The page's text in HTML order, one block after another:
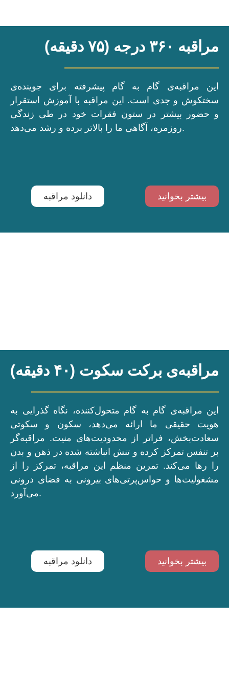
مراقبه ۳۶۰ درجه (۷۵ دقیقه)
این مراقبه‌ی گام به گام پیشرفته برای جوینده‌ی
سختکوش و جدی است. این مراقبه با آموزش استقرار
و حضور بیشتر در ستون فقرات خود در طی زندگی
روزمره، آگاهی ما را بالاتر برده و رشد می‌دهد.
دانلود مراقبه بیشتر بخوانید
مراقبه‌ی برکت سکوت (۴۰ دقیقه)
این مراقبه‌ی گام به گام متحول‌کننده‌، نگاه گذرایی به
هویت حقیقی ما ارائه می‌دهد، سکون و سکوتی
سعادت‌بخش، فراتر از محدودیت‌های منیت. مراقبه‌گر
بر تنفس تمرکز کرده و تنش انباشته شده در ذهن و بدن
را رها می‌کند. تمرین منظم این مراقبه، تمرکز را از
مشغولیت‌ها و حواس‌پرتی‌های بیرونی به فضای درونی
می‌آورد.
دانلود مراقبه بیشتر بخوانید